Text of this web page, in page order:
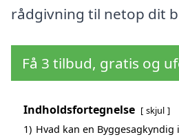
rådgivning til netop dit
Få 3 tilbud, gratis og
Indholdsfortegnelse skjul
1) Hvad kan en